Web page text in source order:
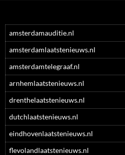
amsterdamauditie.nl
amsterdamlaatstenieuws.nl
amsterdamtelegraaf.nl
arnhemlaatstenieuws.nl
drenthelaatstenieuws.nl
dutchlaatstenieuws.nl
eindhovenlaatstenieuws.nl
flevolandlaatstenieuws.nl